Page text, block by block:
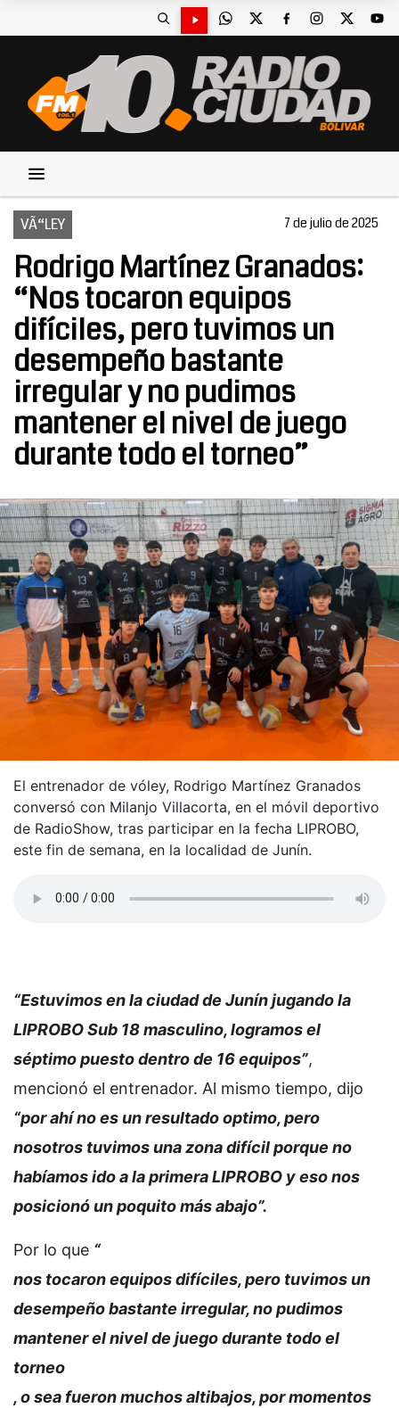
VÃ“LEY 7 de julio de 2025
Rodrigo Martínez Granados:
“Nos tocaron equipos
difíciles, pero tuvimos un
desempeño bastante
irregular y no pudimos
mantener el nivel de juego
durante todo el torneo”
El entrenador de vóley, Rodrigo Martínez Granados
conversó con Milanjo Villacorta, en el móvil deportivo
de RadioShow, tras participar en la fecha LIPROBO,
este fin de semana, en la localidad de Junín.
“Estuvimos en la ciudad de Junín jugando la
LIPROBO Sub 18 masculino, logramos el
séptimo puesto dentro de 16 equipos”,
mencionó el entrenador. Al mismo tiempo, dijo
“por ahí no es un resultado optimo, pero
nosotros tuvimos una zona difícil porque no
habíamos ido a la primera LIPROBO y eso nos
posicionó un poquito más abajo”.
Por lo que “
nos tocaron equipos difíciles, pero tuvimos un
desempeño bastante irregular, no pudimos
mantener el nivel de juego durante todo el
torneo
, o sea fueron muchos altibajos, por momentos